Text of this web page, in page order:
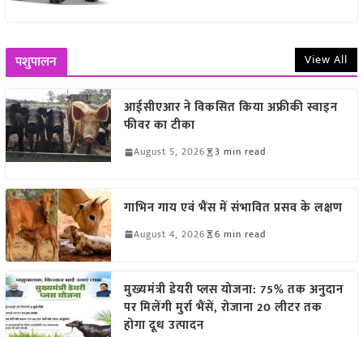
पशुपालन View All
आईसीएआर ने विकसित किया अफ्रीकी स्वाइन
फीवर का टीका
August 5, 2026 3 min read
गाभिन गाय एवं भैंस में संभावित प्रसव के लक्षण
August 4, 2026 6 min read
मुख्यमंत्री डेयरी प्लस योजना: 75% तक अनुदान
पर मिलेंगी मुर्रा भैंसें, रोजाना 20 लीटर तक
होगा दूध उत्पादन